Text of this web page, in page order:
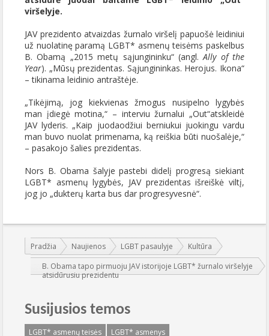
viršelyje.
JAV prezidento atvaizdas žurnalo viršelį papuošė leidiniui
už nuolatinę paramą LGBT* asmenų teisėms paskelbus
B. Obamą „2015 metų sąjungininku“ (angl.Ally of the
Year). „Mūsų prezidentas. Sąjungininkas. Herojus. Ikona“
– tikinama leidinio antraštėje.
„Tikėjimą, jog kiekvienas žmogus nusipelno lygybės
man įdiegė motina,“ – interviu žurnalui „Out“atskleidė
JAV lyderis. „Kaip juodaodžiui berniukui juokingu vardu
man buvo nuolat primenama, ką reiškia būti nuošalėje,“
– pasakojo šalies prezidentas.
Nors B. Obama šalyje pastebi didelį progresą siekiant
LGBT* asmenų lygybės, JAV prezidentas išreiškė viltį,
jog jo „dukterų karta bus dar progresyvesnė“.
Jūs esate čia:
Pradžia Naujienos LGBT pasaulyje
Kultūra
B. Obama tapo pirmuoju JAV istorijoje LGBT* žurnalo viršelyje
atsidūrusiu prezidentu
Susijusios temos
LGBT* asmenų teisės
LGBT* asmenys